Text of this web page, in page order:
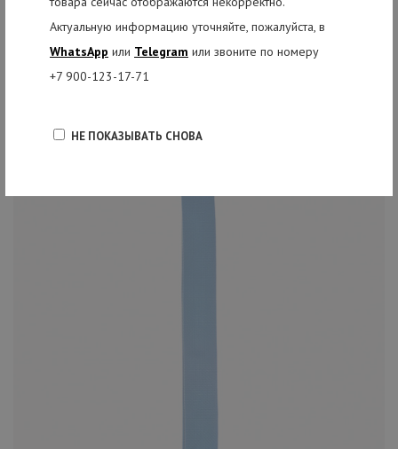
Актуальную информацию уточняйте, пожалуйста, в
WhatsApp или Telegram или звоните по номеру
+7 900-123-17-71
НЕ ПОКАЗЫВАТЬ СНОВА
РЕКОМЕНДУЕМЫЕ ТОВАРЫ